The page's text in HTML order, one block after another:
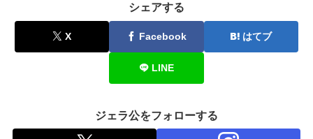
シェアする
X Facebook はてブ
LINE
ジェラ公をフォローする